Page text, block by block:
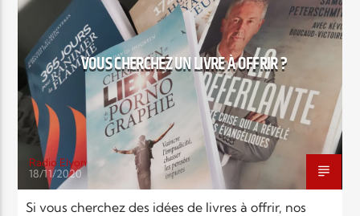
TITRE
ARTISTE
Radio Elyon
VOUS CHERCHEZ UN LIVRE À OFFRIR ?
Radio Elyon
18/11/2020
Si vous cherchez des idées de livres à offrir, nos